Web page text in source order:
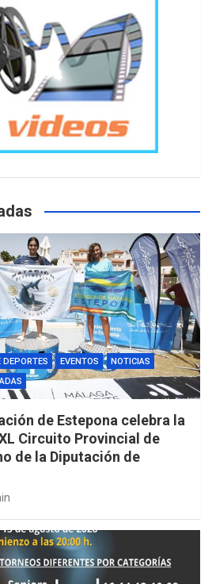
EVENTOS
NOTICIAS
de Estepona celebra la
Circuito Provincial de
de la Diputación de